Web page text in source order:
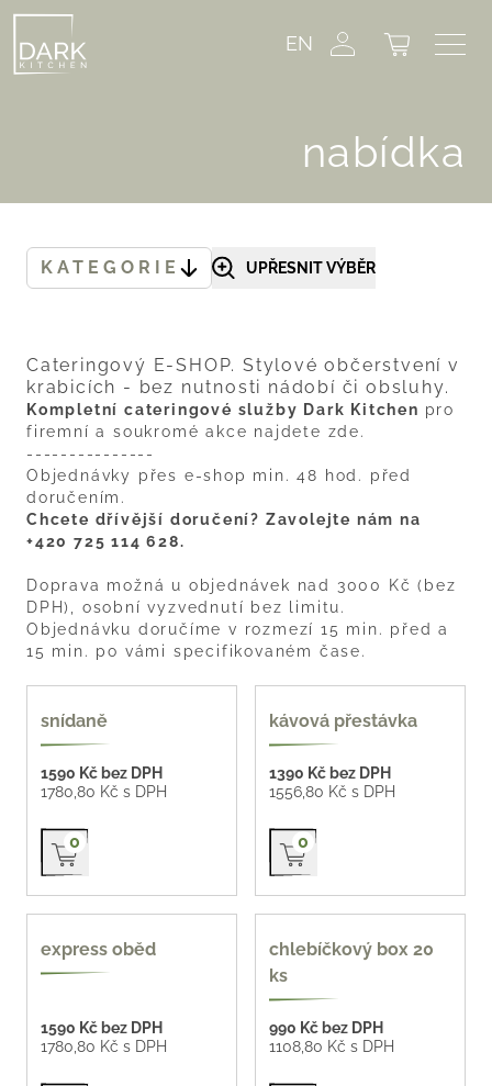
EN
nabídka
KATEGORIE UPŘESNIT VÝBĚR
Cateringový E-SHOP. Stylové občerstvení v
krabicích - bez nutnosti nádobí či obsluhy.
Kompletní cateringové služby Dark Kitchen pro
firemní a soukromé akce najdete zde.
---------------
Objednávky přes e-shop min. 48 hod. před
doručením.
Chcete dřívější doručení? Zavolejte nám na
+420 725 114 628.
Doprava možná u objednávek nad 3000 Kč (bez
DPH), osobní vyzvednutí bez limitu.
Objednávku doručíme v rozmezí 15 min. před a
15 min. po vámi specifikovaném čase.
snídaně
1590 Kč bez DPH
1780,80 Kč s DPH
Přidat do košíku
0
oblíbené
kávová přestávka
1390 Kč bez DPH
1556,80 Kč s DPH
Přidat do košíku
0
express oběd
1590 Kč bez DPH
1780,80 Kč s DPH
55 Kč / kus
chlebíčkový box 20
ks
990 Kč bez DPH
1108,80 Kč s DPH